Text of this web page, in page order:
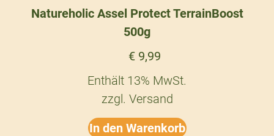
Natureholic Assel Protect TerrainBoost
500g
€ 9,99
Enthält 13% MwSt.
zzgl. Versand
In den Warenkorb